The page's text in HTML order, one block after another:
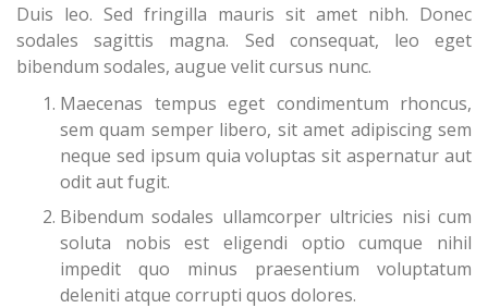
Duis leo. Sed fringilla mauris sit amet nibh. Donec
sodales sagittis magna. Sed consequat, leo eget
bibendum sodales, augue velit cursus nunc.
Maecenas tempus eget condimentum rhoncus,
sem quam semper libero, sit amet adipiscing sem
neque sed ipsum quia voluptas sit aspernatur aut
odit aut fugit.
Bibendum sodales ullamcorper ultricies nisi cum
soluta nobis est eligendi optio cumque nihil
impedit quo minus praesentium voluptatum
deleniti atque corrupti quos dolores.